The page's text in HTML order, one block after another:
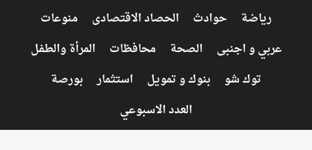
رياضة
حوادث الحصاد الاقتصادى
منوعات
عربي و اجنبى
الصحة محافظات
المرأة والطفل
توك شو
بنوك و تمويل استثمار
بورصة
العدد الاسبوعي